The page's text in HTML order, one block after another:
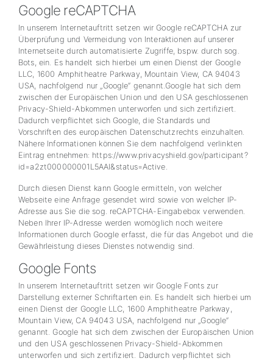
Google reCAPTCHA
In unserem Internetauftritt setzen wir Google reCAPTCHA zur
Überprüfung und Vermeidung von Interaktionen auf unserer
Internetseite durch automatisierte Zugriffe, bspw. durch sog.
Bots, ein. Es handelt sich hierbei um einen Dienst der Google
LLC, 1600 Amphitheatre Parkway, Mountain View, CA 94043
USA, nachfolgend nur „Google“ genannt.Google hat sich dem
zwischen der Europäischen Union und den USA geschlossenen
Privacy-Shield-Abkommen unterworfen und sich zertifiziert.
Dadurch verpflichtet sich Google, die Standards und
Vorschriften des europäischen Datenschutzrechts einzuhalten.
Nähere Informationen können Sie dem nachfolgend verlinkten
Eintrag entnehmen: https://www.privacyshield.gov/participant?
id=a2zt000000001L5AAI&status=Active.
Durch diesen Dienst kann Google ermitteln, von welcher
Webseite eine Anfrage gesendet wird sowie von welcher IP-
Adresse aus Sie die sog. reCAPTCHA-Eingabebox verwenden.
Neben Ihrer IP-Adresse werden womöglich noch weitere
Informationen durch Google erfasst, die für das Angebot und die
Gewährleistung dieses Dienstes notwendig sind.
Google Fonts
In unserem Internetauftritt setzen wir Google Fonts zur
Darstellung externer Schriftarten ein. Es handelt sich hierbei um
einen Dienst der Google LLC, 1600 Amphitheatre Parkway,
Mountain View, CA 94043 USA, nachfolgend nur „Google“
genannt. Google hat sich dem zwischen der Europäischen Union
und den USA geschlossenen Privacy-Shield-Abkommen
unterworfen und sich zertifiziert. Dadurch verpflichtet sich